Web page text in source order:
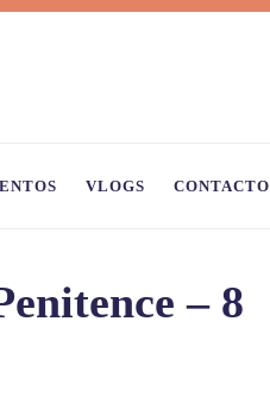
VLOGS CONTACTO
– 8